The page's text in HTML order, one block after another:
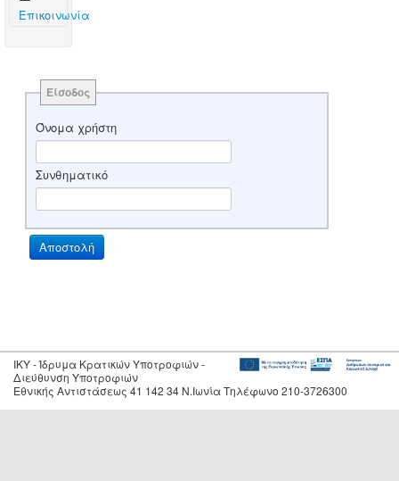
Επικοινωνία
Είσοδος
Όνομα χρήστη
Συνθηματικό
IKY - Ίδρυμα Κρατικών Υποτροφιών -
Διεύθυνση Υποτροφιών
Εθνικής Αντιστάσεως 41 142 34 Ν.Ιωνία Τηλέφωνο 210-3726300